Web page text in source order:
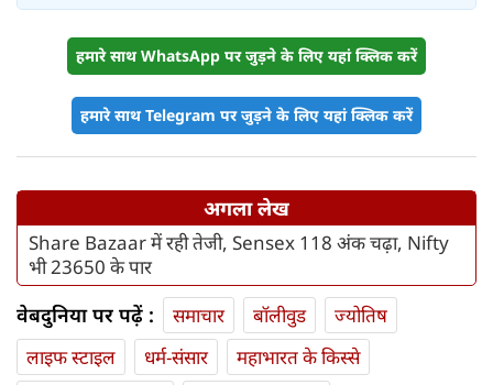
हमारे साथ WhatsApp पर जुड़ने के लिए यहां क्लिक करें
हमारे साथ Telegram पर जुड़ने के लिए यहां क्लिक करें
अगला लेख
Share Bazaar में रही तेजी, Sensex 118 अंक चढ़ा, Nifty
भी 23650 के पार
वेबदुनिया पर पढ़ें : समाचार बॉलीवुड
ज्योतिष
लाइफ स्‍टाइल
धर्म-संसार
महाभारत के किस्से